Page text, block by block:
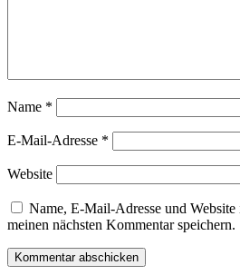
Name *
E-Mail-Adresse *
Website
Name, E-Mail-Adresse und
meinen nächsten Kommentar speichern.